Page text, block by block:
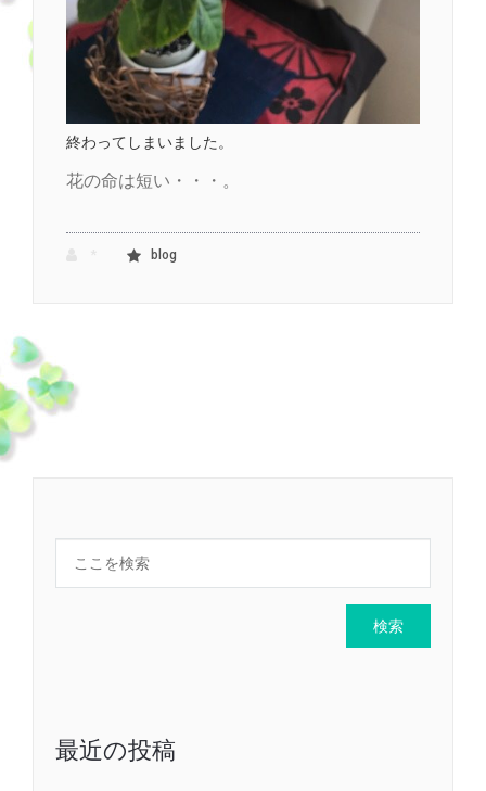
終わってしまいました。
花の命は短い・・・。
blog
最近の投稿